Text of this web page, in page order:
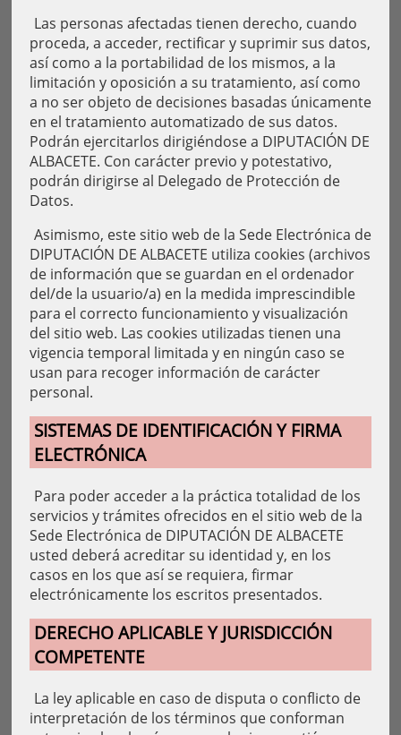
Las personas afectadas tienen derecho, cuando
proceda, a acceder, rectificar y suprimir sus datos,
así como a la portabilidad de los mismos, a la
limitación y oposición a su tratamiento, así como
a no ser objeto de decisiones basadas únicamente
en el tratamiento automatizado de sus datos.
Podrán ejercitarlos dirigiéndose a DIPUTACIÓN DE
ALBACETE. Con carácter previo y potestativo,
podrán dirigirse al Delegado de Protección de
Datos.
Asimismo, este sitio web de la Sede Electrónica de
DIPUTACIÓN DE ALBACETE utiliza cookies (archivos
de información que se guardan en el ordenador
del/de la usuario/a) en la medida imprescindible
para el correcto funcionamiento y visualización
del sitio web. Las cookies utilizadas tienen una
vigencia temporal limitada y en ningún caso se
usan para recoger información de carácter
personal.
SISTEMAS DE IDENTIFICACIÓN Y FIRMA
ELECTRÓNICA
Para poder acceder a la práctica totalidad de los
servicios y trámites ofrecidos en el sitio web de la
Sede Electrónica de DIPUTACIÓN DE ALBACETE
usted deberá acreditar su identidad y, en los
casos en los que así se requiera, firmar
electrónicamente los escritos presentados.
DERECHO APLICABLE Y JURISDICCIÓN
COMPETENTE
La ley aplicable en caso de disputa o conflicto de
interpretación de los términos que conforman